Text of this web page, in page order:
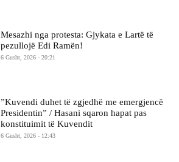
Mesazhi nga protesta: Gjykata e Lartë të
pezullojë Edi Ramën!
6 Gusht, 2026 - 20:21
​”Kuvendi duhet të zgjedhë me emergjencë
Presidentin” / Hasani sqaron hapat pas
konstituimit të Kuvendit
6 Gusht, 2026 - 12:43